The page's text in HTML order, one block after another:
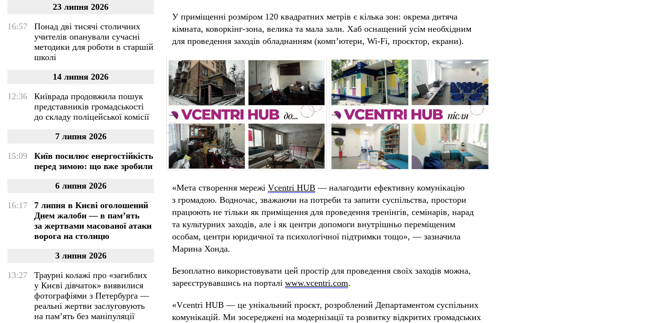
23 липня 2026
16:57
Понад дві тисячі столичних
учителів опанували сучасні
методики для роботи в старшій
школі
14 липня 2026
12:36
Київрада продовжила пошук
представників громадськості
до складу поліцейської комісії
7 липня 2026
15:09
Київ посилює енергостійкість
перед зимою: що вже зробили
6 липня 2026
16:17
7 липня в Києві оголошений
Днем жалоби — в памʼять
за жертвами масованої атаки
ворога на столицю
3 липня 2026
13:27
Траурні колажі про «загиблих
у Києві дівчаток» виявилися
фотографіями з Петербурга —
реальні жертви заслуговують
на пам’ять без маніпуляції
У приміщенні розміром 120 квадратних метрів є кілька зон: окрема дитяча
кімната, коворкінг-зона, велика та мала зали. Хаб оснащений усім необхідним
для проведення заходів обладнанням (комп’ютери, Wi-Fi, проєктор, екрани).
«Мета створення мережі Vcentri HUB — налагодити ефективну комунікацію
з громадою. Водночас, зважаючи на потреби та запити суспільства, простори
працюють не тільки як приміщення для проведення тренінгів, семінарів, нарад
та культурних заходів, але і як центри допомоги внутрішньо переміщеним
особам, центри юридичної та психологічної підтримки тощо», — зазначила
Марина Хонда.
Безоплатно використовувати цей простір для проведення своїх заходів можна,
зареєструвавшись на порталі www.vcentri.com.
«Vcentri HUB — це унікальний проєкт, розроблений Департаментом суспільних
комунікацій. Ми зосереджені на модернізації та розвитку відкритих громадських